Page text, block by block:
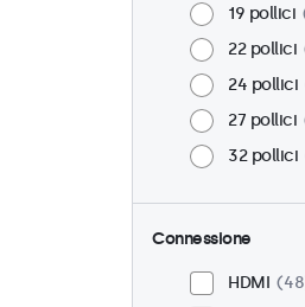
19 pollici
22 pollici
24 pollici
27 pollici
32 pollici
Connessione
HDMI
48